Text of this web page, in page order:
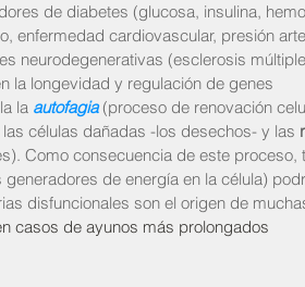
de diabetes (glucosa, insulina,
enfermedad cardiovascular, presión
neurodegenerativas (esclerosis
la longevidad y regulación de genes
la autofagia (proceso de renovación
células dañadas -los desechos- y las
Como consecuencia de este
generadores de energía en la célula)
disfuncionales son el origen de
casos de ayunos más prolongados